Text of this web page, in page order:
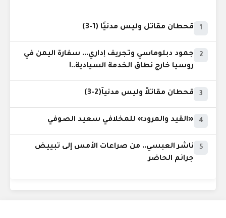
1 قحطان مقاتل وليس مدنيًا (1-3)
2
جمود دبلوماسي وتجريف إداري... سفارة اليمن في
روسيا خارج نطاق الخدمة السيادية..!
3 قحطان مقاتلاً وليس مدنياً(2-3)
4 «القيد والمرود» للمخلافي سعيد الصوفي
5
ناشر العبسي.. من صراعات الأمس إلى تبييض
جرائم الحاضر